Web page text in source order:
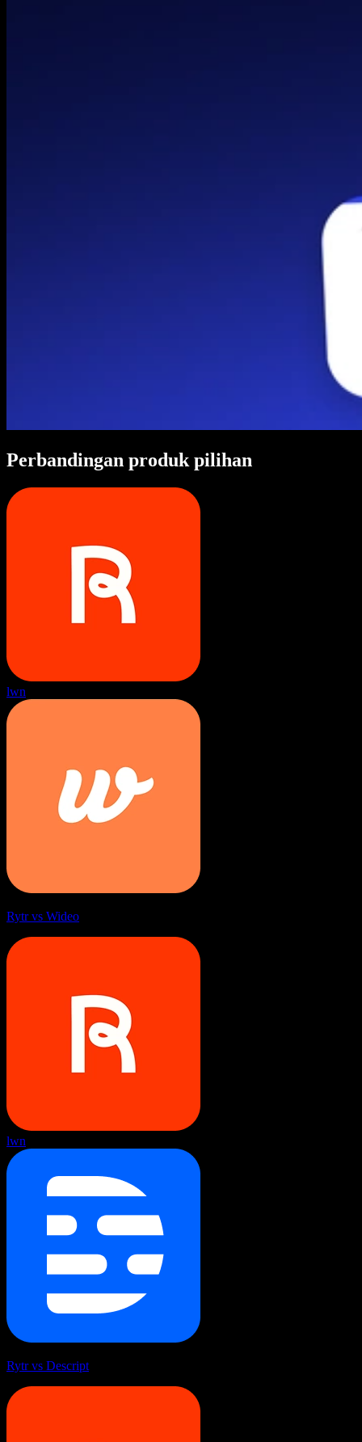
Perbandingan produk pilihan
lwn
Rytr vs Wideo
lwn
Rytr vs Descript